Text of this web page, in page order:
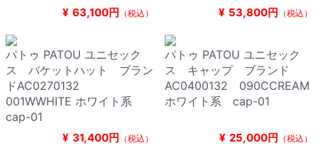
¥ 63,100円 （税込） ¥ 53,800円 （税込）
パトゥ PATOU ユニセック
ス バケットハット ブラン
ドAC0270132
001WWHITE ホワイト系
cap-01
¥ 31,400円 （税込）
パトゥ PATOU ユニセック
ス キャップ ブランド
AC0400132 090CCREAM
ホワイト系 cap-01
¥ 25,000円 （税込）